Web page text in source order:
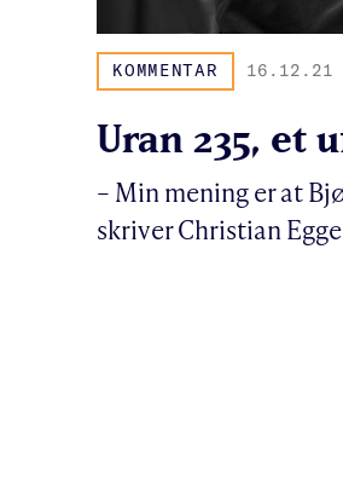
KOMMENTAR 16.12.21
Uran 235, et
– Min mening er at
skriver Christian